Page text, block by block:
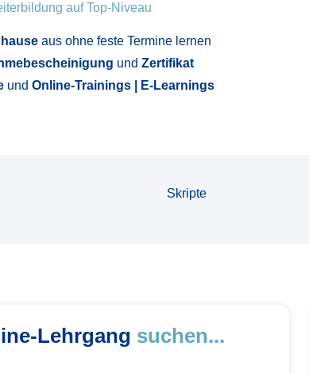
auf Top-Niveau
aus ohne feste Termine lernen
und Zertifikat
und Online-Trainings | E-Learnings
Skripte
Lehrgang suchen...